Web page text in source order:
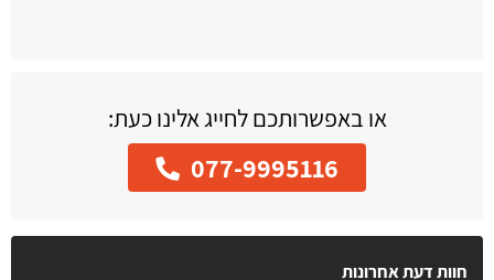
או באפשרותכם לחייג אלינו כעת:
077-9995116
חוות דעת אחרונות